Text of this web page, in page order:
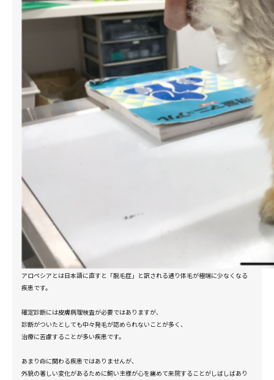
アロペシアとは日本語に直すと「脱毛症」と訳される通り体毛が極端に少なくなる
疾患です。
確定診断には皮膚病理検査が必要ではありますが、
診断がついたとしても中々発毛が認められないことが多く、
治療に苦慮することが多い疾患です。
あまり命に関わる疾患ではありませんが、
外貌の著しい変化があるために飼い主様が心を痛めて来院することがしばしばあり